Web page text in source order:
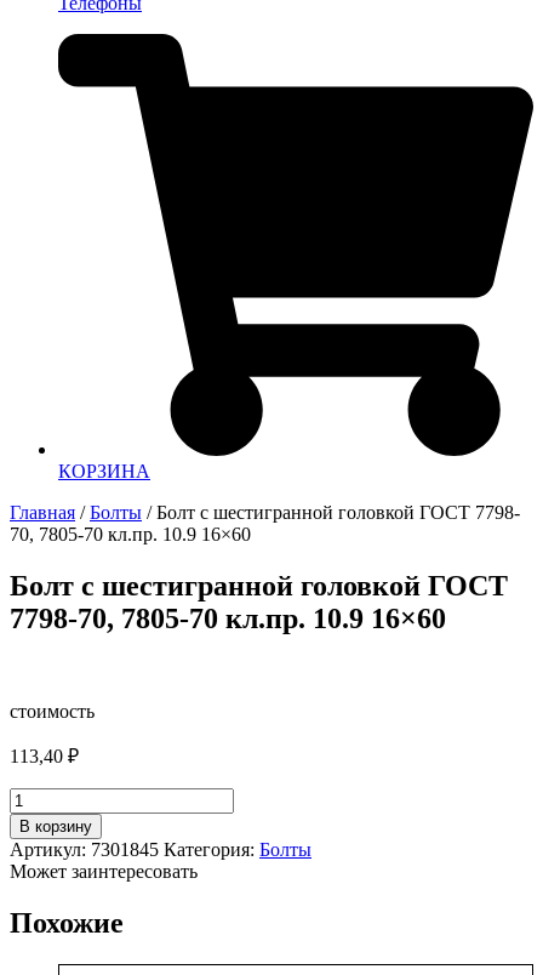
КОРЗИНА
Главная /Болты / Болт с шестигранной головкой ГОСТ 7798-
70, 7805-70 кл.пр. 10.9 16×60
Болт с шестигранной головкой ГОСТ
7798-70, 7805-70 кл.пр. 10.9 16×60
стоимость
113,40 ₽
Количество
товара
Болт
с
шестигранной
ГОСТ
В корзину
Артикул: 7301845 Категория: Болты
Может заинтересовать
Похожие